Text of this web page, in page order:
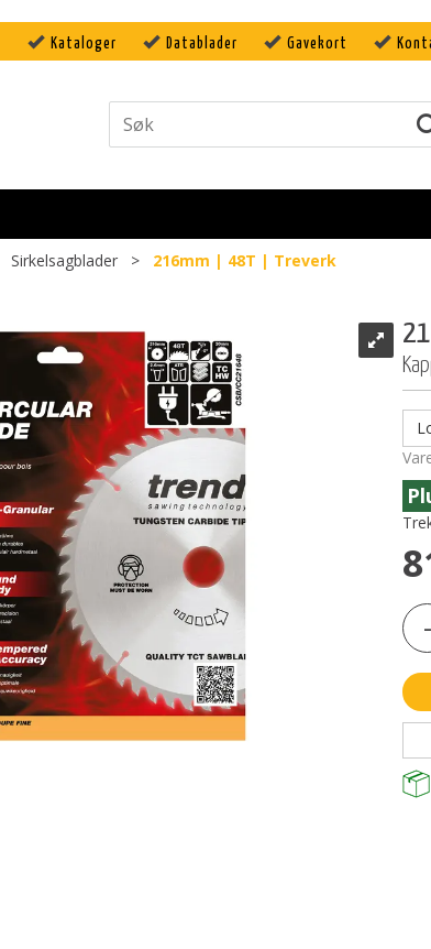
Kataloger Datablader Gavekort
Sirkelsagblader > 216mm | 48T | Treverk
-